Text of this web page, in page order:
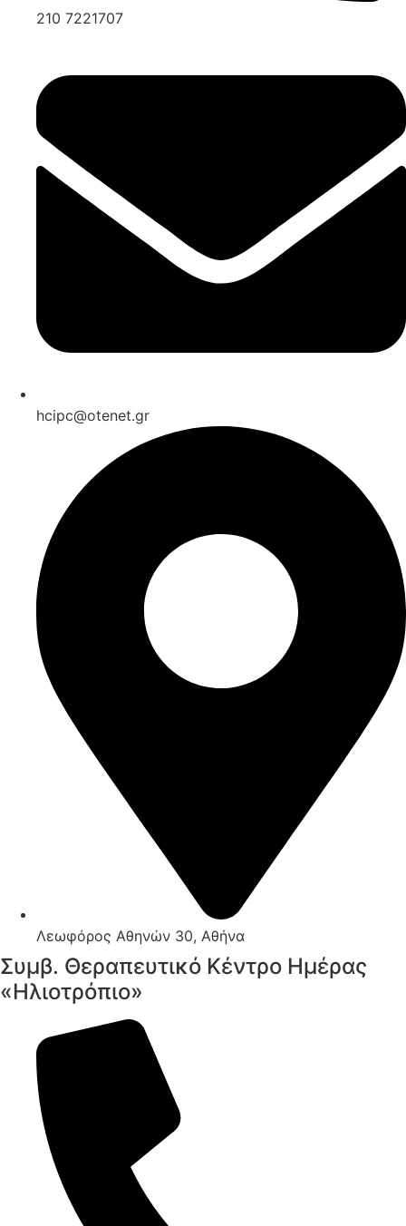
210 7221707
hcipc@otenet.gr
Λεωφόρος Αθηνών 30, Αθήνα
Συμβ. Θεραπευτικό Κέντρο Ημέρας
«Ηλιοτρόπιο»